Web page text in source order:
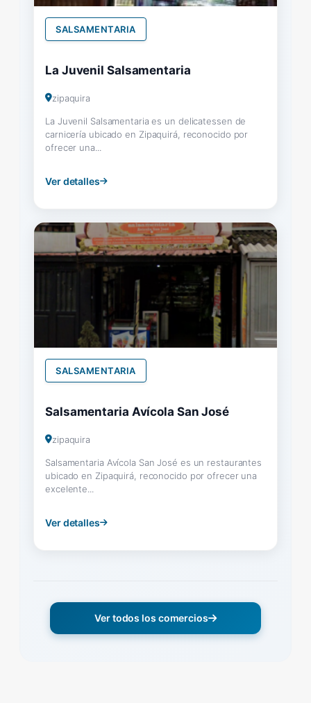
SALSAMENTARIA
La Juvenil Salsamentaria
zipaquira
La Juvenil Salsamentaria es un delicatessen de
carnicería ubicado en Zipaquirá, reconocido por
ofrecer una...
Ver detalles
SALSAMENTARIA
Salsamentaria Avícola San José
zipaquira
Salsamentaria Avícola San José es un restaurantes
ubicado en Zipaquirá, reconocido por ofrecer una
excelente...
Ver detalles
Ver todos los comercios